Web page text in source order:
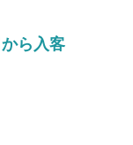
ら入客